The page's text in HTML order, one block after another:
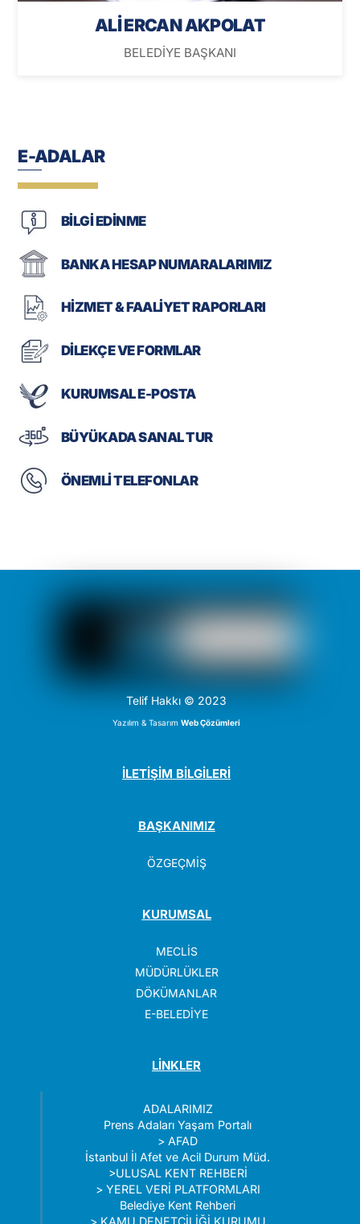
ALİ ERCAN AKPOLAT
BELEDİYE BAŞKANI
E-ADALAR
BİLGİ EDİNME
BANKA HESAP NUMARALARIMIZ
HİZMET & FAALİYET RAPORLARI
DİLEKÇE VE FORMLAR
KURUMSAL E-POSTA
BÜYÜKADA SANAL TUR
ÖNEMLİ TELEFONLAR
Telif Hakkı © 2023
Yazılım & TasarımWeb Çözümleri
İLETİŞİM BİLGİLERİ
BAŞKANIMIZ
ÖZGEÇMİŞ
KURUMSAL
MECLİS
MÜDÜRLÜKLER
DÖKÜMANLAR
E-BELEDİYE
LİNKLER
ADALARIMIZ
Prens Adaları Yaşam Portalı
>AFAD
İstanbul İl Afet ve Acil Durum Müd.
>ULUSAL KENT REHBERİ
> YEREL VERİ PLATFORMLARI
Belediye Kent Rehberi
> KAMU DENETÇİLİĞİ KURUMU